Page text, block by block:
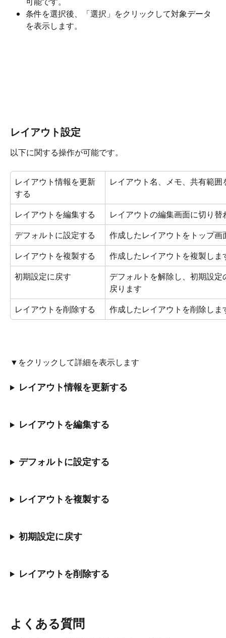
条件を選択後、「選択」をクリックして対象データ
を表示します。
レイアウト設定
以下に関する操作が可能です。
レイアウト情報を更新
する
レイアウト名、メモ、共有範囲
レイアウトを編集する
レイアウトの編集画面に切り替
デフォルトに設定する
作成したレイアウトをトップ画
レイアウトを複製する
作成したレイアウトを複製しま
初期設定に戻す
デフォルトを解除し、初期設定
戻ります
レイアウトを削除する
作成したレイアウトを削除しま
▼をクリックして詳細を表示します
レイアウト情報を更新する
レイアウトを編集する
デフォルトに設定する
レイアウトを複製する
初期設定に戻す
レイアウトを削除する
よくある質問